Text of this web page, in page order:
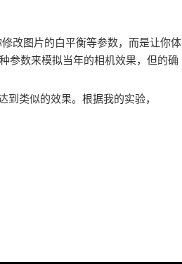
改图片的白平衡等参数，而是让你体
参数来模拟当年的相机效果，但的确
类似的效果。根据我的实验，